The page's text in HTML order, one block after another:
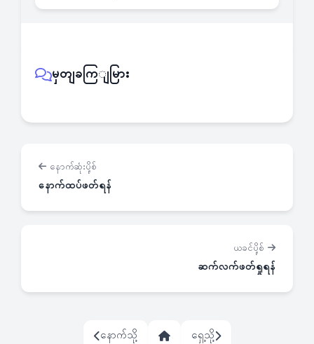
မှတျခကြျမြား
နောက်ဆုံးပို့စ်
နောက်ထပ်ဖတ်ရန်
ယခင်ပို့စ်
ဆက်လက်ဖတ်ရှုရန်
နောက်သို့ ရှေ့သို့